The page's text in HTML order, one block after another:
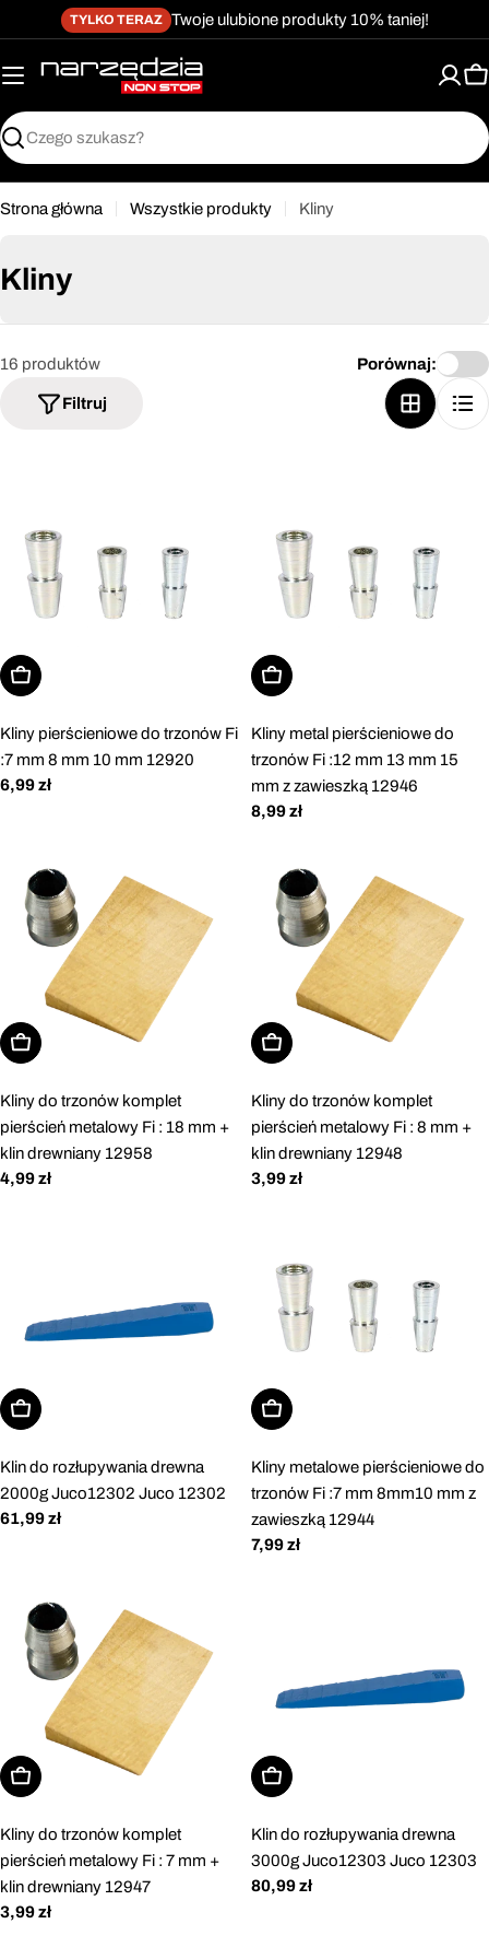
Przejdź do treści
Przejdź do menu
Przejdź do stopki
dostępności
do
treści
TYLKO TERAZ Twoje ulubione produkty 10% taniej!
Szukaj
Strona główna Wszystkie produkty Kliny
Kliny
16 produktów
Filtruj
Porównaj:
Dodaj do koszyka
Kliny pierścieniowe do trzonów Fi
:7 mm 8 mm 10 mm 12920
Cena
6,99 zł
Dodaj do koszyka
Kliny metal pierścieniowe do
trzonów Fi :12 mm 13 mm 15
mm z zawieszką 12946
Cena
8,99 zł
Dodaj do koszyka
Kliny do trzonów komplet
pierścień metalowy Fi : 18 mm +
klin drewniany 12958
Cena
4,99 zł
Dodaj do koszyka
Kliny do trzonów komplet
pierścień metalowy Fi : 8 mm +
klin drewniany 12948
Cena
3,99 zł
Dodaj do koszyka
Klin do rozłupywania drewna
2000g Juco12302 Juco 12302
Cena
61,99 zł
Dodaj do koszyka
Kliny metalowe pierścieniowe do
trzonów Fi :7 mm 8mm10 mm z
zawieszką 12944
Cena
7,99 zł
Dodaj do koszyka
Kliny do trzonów komplet
pierścień metalowy Fi : 7 mm +
klin drewniany 12947
Cena
3,99 zł
Dodaj do koszyka
Klin do rozłupywania drewna
3000g Juco12303 Juco 12303
Cena
80,99 zł